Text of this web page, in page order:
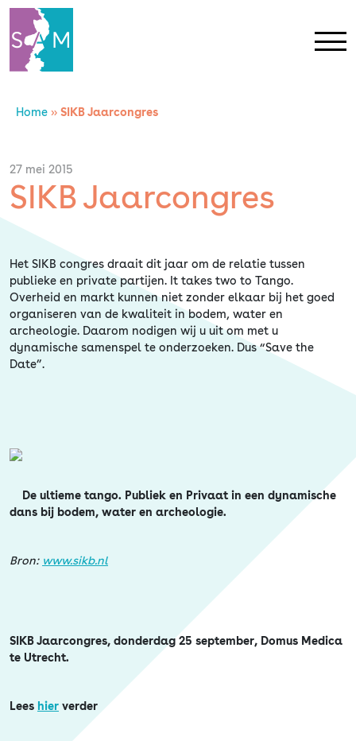
Home
Contact
SAM Limburg
Actueel
Overheid
Home » SIKB Jaarcongres
27 mei 2015
SIKB Jaarcongres
Het SIKB congres draait dit jaar om de relatie tussen
publieke en private partijen. It takes two to Tango.
Overheid en markt kunnen niet zonder elkaar bij het goed
organiseren van de kwaliteit in bodem, water en
archeologie. Daarom nodigen wij u uit om met u
dynamische samenspel te onderzoeken. Dus “Save the
Date”.
De ultieme tango. Publiek en Privaat in een dynamische
dans bij bodem, water en archeologie.
Bron: www.sikb.nl
SIKB Jaarcongres, donderdag 25 september, Domus Medica
te Utrecht.
Lees hier verder